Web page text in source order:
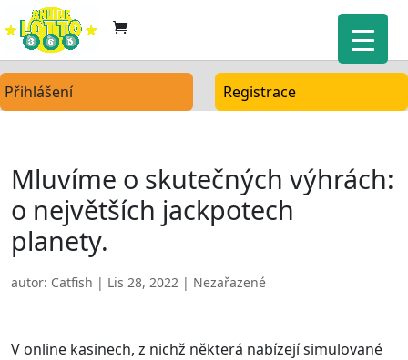
Přihlášení Registrace
Mluvíme o skutečných výhrách:
o největších jackpotech
planety.
autor: Catfish | Lis 28, 2022 | Nezařazené
V online kasinech, z nichž některá nabízejí simulované